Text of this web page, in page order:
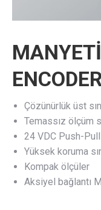
ENCODER
Çözünürlük üst
Temassız ölçüm
24 VDC Push-Pull
Yüksek koruma
Kompak ölçüler
Aksiyel bağlantı